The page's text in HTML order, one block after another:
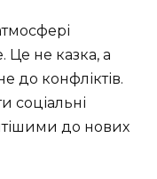
Це не казка, а
до конфліктів.
соціальні
до нових